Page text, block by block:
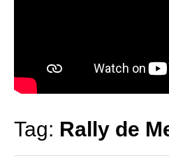
Tag: Rally de